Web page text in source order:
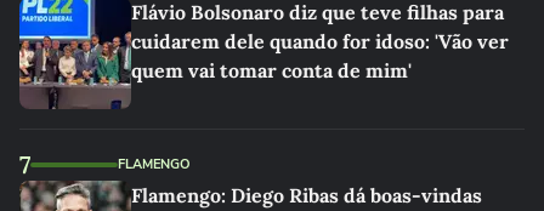
Flávio Bolsonaro diz que teve filhas para
cuidarem dele quando for idoso: 'Vão ver
quem vai tomar conta de mim'
7 FLAMENGO
Flamengo: Diego Ribas dá boas-vindas